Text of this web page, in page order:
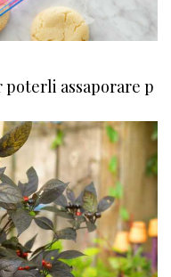
poterli assaporare p